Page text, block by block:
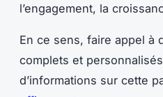
l’engagement, la
En ce sens, faire appel à
complets et
d’informations sur cette